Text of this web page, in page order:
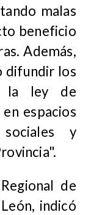
malas
beneficio
Además,
difundir los
la ley de
espacios
y
de
indicó